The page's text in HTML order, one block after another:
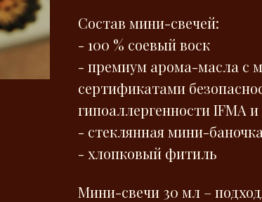
Состав мини-свечей:
- 100 % соевый воск
- премиум арома-масла с
сертификатами
гипоаллергенности IFMA и
- стеклянная мини-баночка
- хлопковый фитиль
Мини-свечи 30 мл –